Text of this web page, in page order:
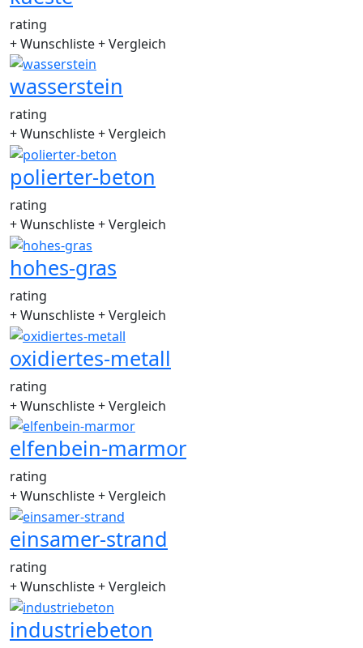
rating
+ Wunschliste+ Vergleich
wasserstein
rating
+ Wunschliste+ Vergleich
polierter-beton
rating
+ Wunschliste+ Vergleich
hohes-gras
rating
+ Wunschliste+ Vergleich
oxidiertes-metall
rating
+ Wunschliste+ Vergleich
elfenbein-marmor
rating
+ Wunschliste+ Vergleich
einsamer-strand
rating
+ Wunschliste+ Vergleich
industriebeton